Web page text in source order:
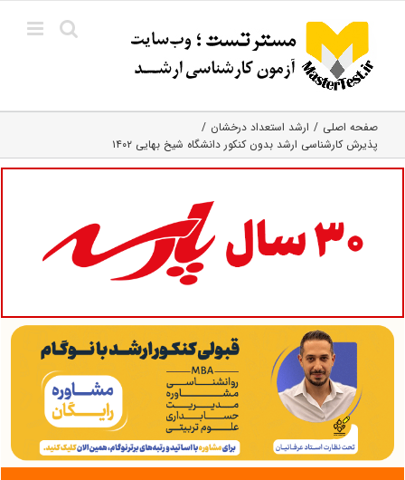
content
صفحه اصلی
ارشد استعداد درخشان
پذیرش کارشناسی ارشد بدون کنکور دانشگاه شیخ بهایی ۱۴۰۲